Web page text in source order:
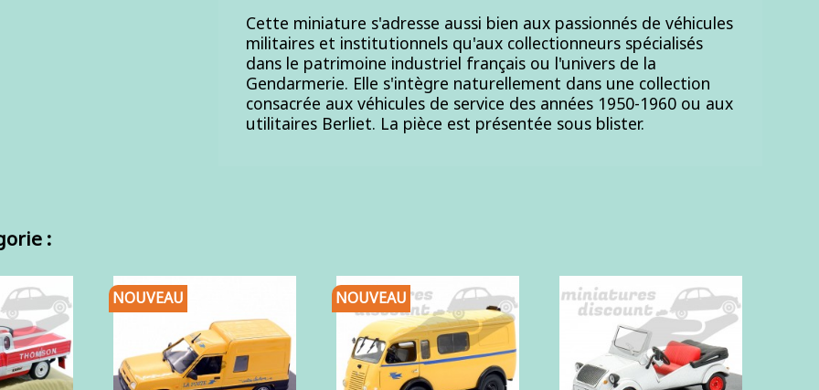
Cette miniature s'adresse aussi bien aux passionnés de véhicules
militaires et institutionnels qu'aux collectionneurs spécialisés
dans le patrimoine industriel français ou l'univers de la
Gendarmerie. Elle s'intègre naturellement dans une collection
consacrée aux véhicules de service des années 1950-1960 ou aux
utilitaires Berliet. La pièce est présentée sous blister.
:
NOUVEAU NOUVEAU